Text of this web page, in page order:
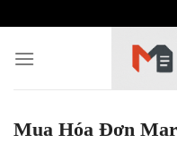
content
Mua Hóa Đơn